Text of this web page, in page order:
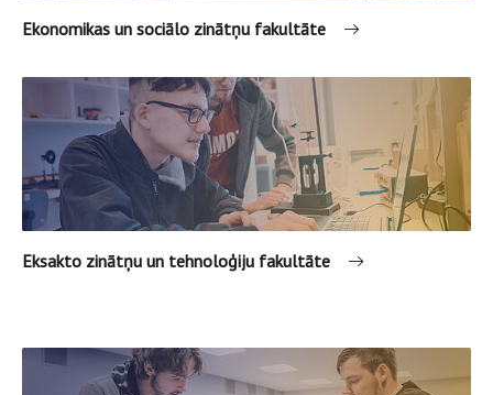
Ekonomikas un sociālo zinātņu fakultāte
Eksakto zinātņu un tehnoloģiju fakultāte